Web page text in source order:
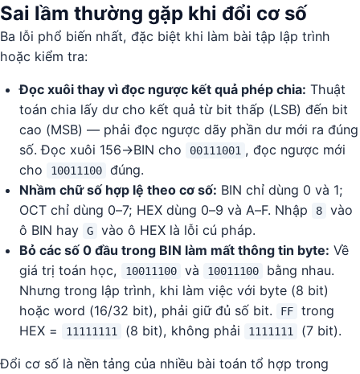
Sai lầm thường gặp khi đổi cơ số
Ba lỗi phổ biến nhất, đặc biệt khi làm bài tập lập trình
hoặc kiểm tra:
Đọc xuôi thay vì đọc ngược kết quả phép chia: Thuật
toán chia lấy dư cho kết quả từ bit thấp (LSB) đến bit
cao (MSB) — phải đọc ngược dãy phần dư mới ra đúng
số. Đọc xuôi 156→BIN cho
00111001 , đọc ngược mới
cho
10011100
đúng.
Nhầm chữ số hợp lệ theo cơ số: BIN chỉ dùng 0 và 1;
OCT chỉ dùng 0–7; HEX dùng 0–9 và A–F. Nhập
8
vào
ô BIN hay
G
vào ô HEX là lỗi cú pháp.
Bỏ các số 0 đầu trong BIN làm mất thông tin byte: Về
giá trị toán học,
10011100 và 10011100
bằng nhau.
Nhưng trong lập trình, khi làm việc với byte (8 bit)
hoặc word (16/32 bit), phải giữ đủ số bit.
FF
trong
HEX =
11111111 (8 bit), không phải 1111111 (7 bit).
Đổi cơ số là nền tảng của nhiều bài toán tổ hợp trong